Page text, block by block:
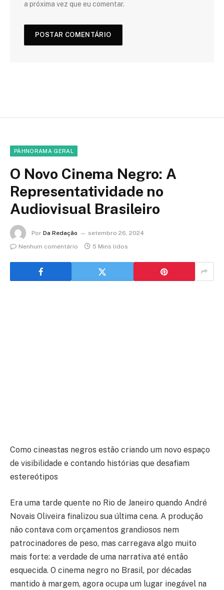
a próxima vez que eu comentar.
PÀHNORAMA GERAL
O Novo Cinema Negro: A
Representatividade no
Audiovisual Brasileiro
Por Da Redação
setembro 26, 2024
Nenhum comentário
5 Mins lidos
Como cineastas negros estão criando um novo espaço
de visibilidade e contando histórias que desafiam
estereótipos
Era uma tarde quente no Rio de Janeiro quando André
Novais Oliveira finalizou sua última cena. A produção
não contava com orçamentos grandiosos nem
patrocinadores de peso, mas carregava algo muito
mais forte: a verdade de uma narrativa até então
esquecida. O cinema negro no Brasil, por décadas
mantido à margem, agora ocupa um lugar inegável na